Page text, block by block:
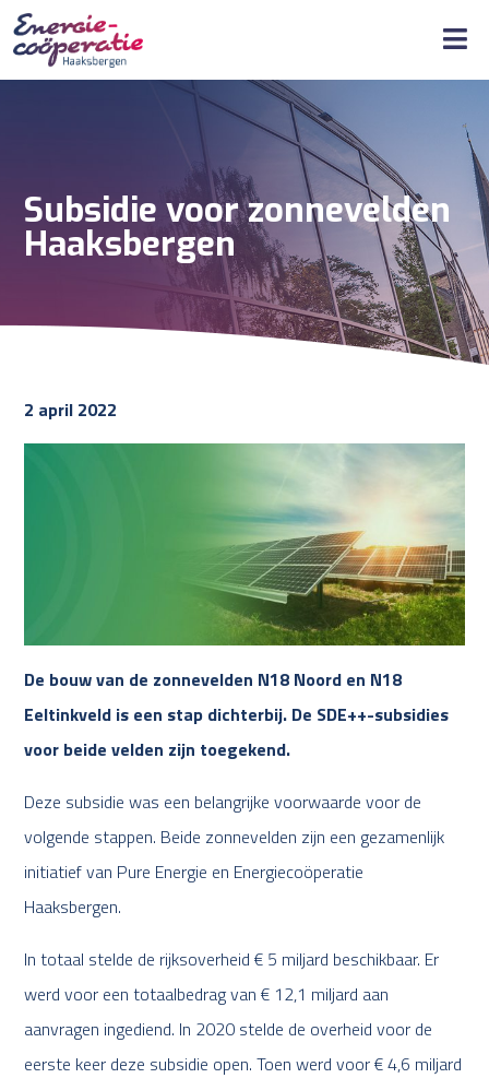
Subsidie voor zonnevelden
Haaksbergen
2 april 2022
De bouw van de zonnevelden N18 Noord en N18
Eeltinkveld is een stap dichterbij. De SDE++-subsidies
voor beide velden zijn toegekend.
Deze subsidie was een belangrijke voorwaarde voor de
volgende stappen. Beide zonnevelden zijn een gezamenlijk
initiatief van Pure Energie en Energiecoöperatie
Haaksbergen.
In totaal stelde de rijksoverheid € 5 miljard beschikbaar. Er
werd voor een totaalbedrag van € 12,1 miljard aan
aanvragen ingediend. In 2020 stelde de overheid voor de
eerste keer deze subsidie open. Toen werd voor € 4,6 miljard